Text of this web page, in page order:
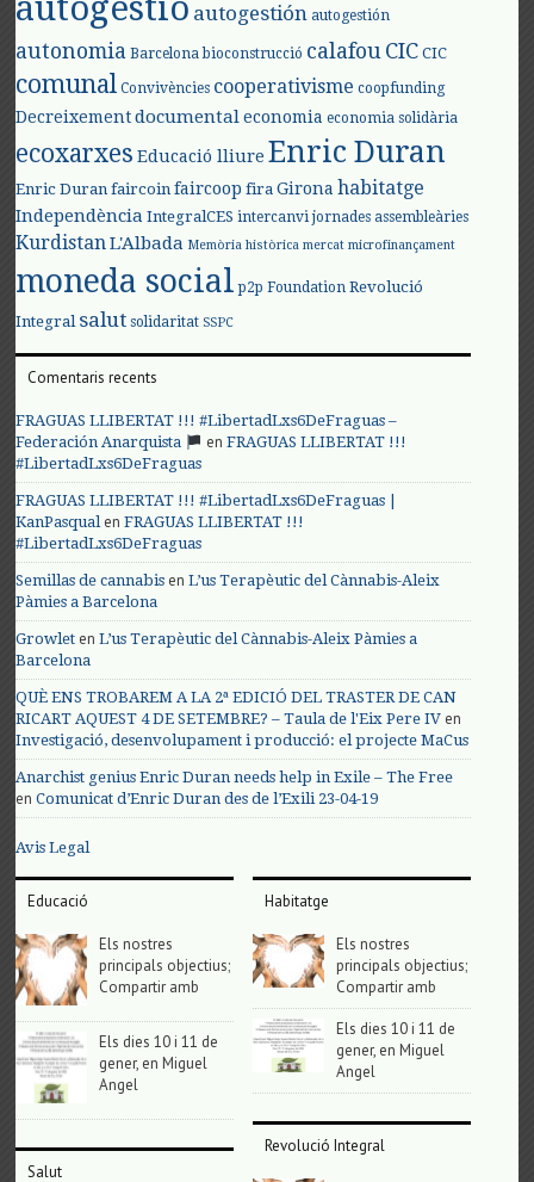
autogestió autogestión autogestión
autonomia Barcelona bioconstrucció calafouCIC CIC
comunal Convivències cooperativisme coopfunding
Decreixement documental economia economia solidària
ecoxarxes Educació lliure Enric Duran
Enric Duran faircoin faircoop fira Girona habitatge
Independència IntegralCES intercanvi jornades assembleàries
KurdistanL'Albada Memòria històrica mercat microfinançament
moneda social p2p Foundation Revolució
Integral salut solidaritat SSPC
Comentaris recents
FRAGUAS LLIBERTAT !!! #LibertadLxs6DeFraguas –
Federación Anarquista
enFRAGUAS LLIBERTAT !!!
#LibertadLxs6DeFraguas
FRAGUAS LLIBERTAT !!! #LibertadLxs6DeFraguas |
KanPasqualenFRAGUAS LLIBERTAT !!!
#LibertadLxs6DeFraguas
Semillas de cannabis enL’us Terapèutic del Cànnabis-Aleix
Pàmies a Barcelona
Growlet enL’us Terapèutic del Cànnabis-Aleix Pàmies a
Barcelona
QUÈ ENS TROBAREM A LA 2ª EDICIÓ DEL TRASTER DE CAN
RICART AQUEST 4 DE SETEMBRE? – Taula de l'Eix Pere IV en
Investigació, desenvolupament i producció: el projecte MaCus
Anarchist genius Enric Duran needs help in Exile – The Free
enComunicat d’Enric Duran des de l’Exili 23-04-19
Avis Legal
Educació
Els nostres
principals objectius;
Compartir amb
Els dies 10 i 11 de
gener, en Miguel
Angel
Salut
Habitatge
Els nostres
principals objectius;
Compartir amb
Els dies 10 i 11 de
gener, en Miguel
Angel
Revolució Integral